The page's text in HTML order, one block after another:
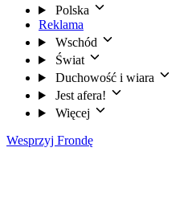
Polska
Reklama
Wschód
Świat
Duchowość i wiara
Jest afera!
Więcej
Wesprzyj Frondę